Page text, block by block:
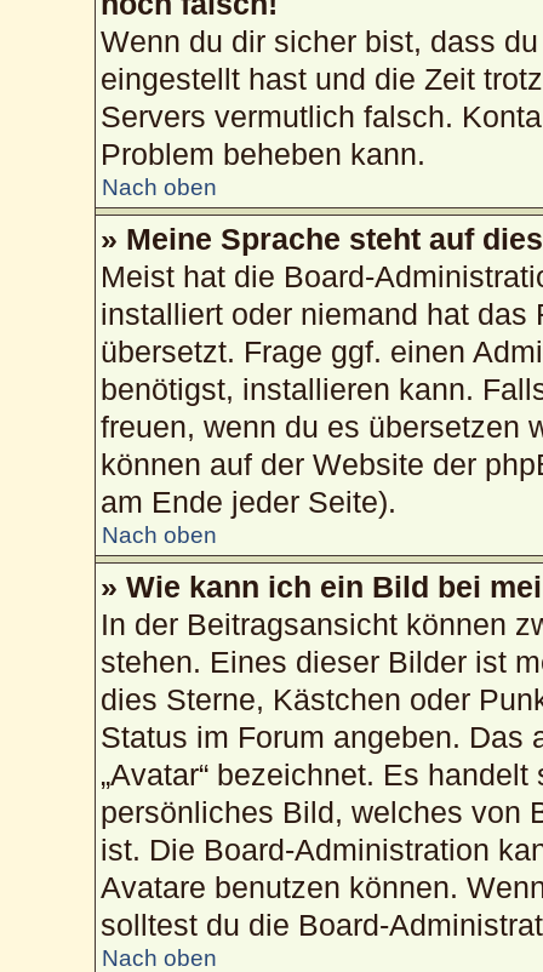
Wenn du dir sicher bist, dass
eingestellt hast und die Zeit
Servers vermutlich falsch.
Problem beheben kann.
Nach oben
» Meine Sprache steht auf
Meist hat die Board-
installiert oder niemand hat
übersetzt. Frage ggf. einen
benötigst, installieren kann.
freuen, wenn du es übersetzen
können auf der Website der
am Ende jeder Seite).
Nach oben
» Wie kann ich ein Bild bei
In der Beitragsansicht können
stehen. Eines dieser Bilder ist
dies Sterne, Kästchen oder
Status im Forum angeben. Das
„Avatar“ bezeichnet. Es
persönliches Bild, welches von
ist. Die Board-Administration
Avatare benutzen können.
solltest du die Board-
Nach oben